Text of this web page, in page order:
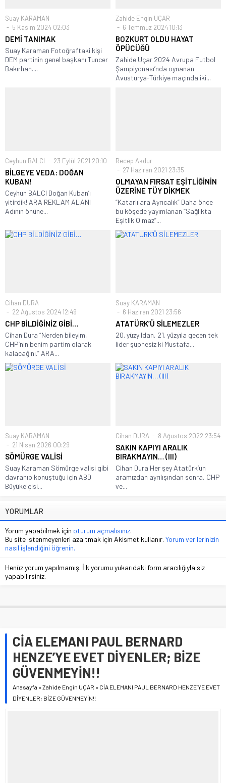
Suay KARAMAN
5 Kasım 2024 02:03
DEMİ TANIMAK
Suay Karaman Fotoğraftaki kişi
DEM partinin genel başkanı Tuncer
Bakırhan....
Zahide Engin UÇAR
6 Temmuz 2024 10:13
BOZKURT OLDU HAYAT
ÖPÜCÜĞÜ
Zahide Uçar 2024 Avrupa Futbol
Şampiyonası’nda oynanan
Avusturya-Türkiye maçında iki...
Ceyhun BALCI 23 Eylül 2021 20:10
BİLGEYE VEDA: DOĞAN
KUBAN!
Ceyhun BALCI Doğan Kuban’ı
yitirdik! ARA REKLAM ALANI
Adının önüne...
Recep Akdur
27 Haziran 2021 23:35
OLMAYAN FIRSAT EŞİTLİĞİNİN
ÜZERİNE TÜY DİKMEK
“Katarlılara Ayrıcalık” Daha önce
bu köşede yayımlanan “Sağlıkta
Eşitlik Olmaz”...
Cihan DURA
22 Ağustos 2024 12:49
CHP BİLDİĞİNİZ GİBİ…
Cihan Dura “Nerden bileyim,
CHP’nin benim partim olarak
kalacağını.” ARA...
Suay KARAMAN
6 Haziran 2021 23:56
ATATÜRK’Ü SİLEMEZLER
20. yüzyıldan, 21. yüzyıla geçen tek
lider şüphesiz ki Mustafa...
Suay KARAMAN
21 Nisan 2026 00:29
SÖMÜRGE VALİSİ
Suay Karaman Sömürge valisi gibi
davranıp konuştuğu için ABD
Büyükelçisi...
Cihan DURA 8 Ağustos 2022 23:54
SAKIN KAPIYI ARALIK
BIRAKMAYIN… (III)
Cihan Dura Her şey Atatürk’ün
aramızdan ayrılışından sonra, CHP
ve...
YORUMLAR
Yorum yapabilmek için oturum açmalısınız.
Bu site istenmeyenleri azaltmak için Akismet kullanır. Yorum verilerinizin
nasıl işlendiğini öğrenin.
Henüz yorum yapılmamış. İlk yorumu yukarıdaki form aracılığıyla siz
yapabilirsiniz.
CİA ELEMANI PAUL BERNARD
HENZE’YE EVET DİYENLER; BİZE
GÜVENMEYİN!!
Anasayfa »Zahide Engin UÇAR » CİA ELEMANI PAUL BERNARD HENZE’YE EVET
DİYENLER; BİZE GÜVENMEYİN!!